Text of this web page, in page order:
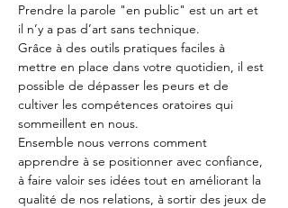
Prendre la parole "en public" est un art et
il n’y a pas d’art sans technique.
Grâce à des outils pratiques faciles à
mettre en place dans votre quotidien, il est
possible de dépasser les peurs et de
cultiver les compétences oratoires qui
sommeillent en nous.
Ensemble nous verrons comment
apprendre à se positionner avec confiance,
à faire valoir ses idées tout en améliorant la
qualité de nos relations, à sortir des jeux de